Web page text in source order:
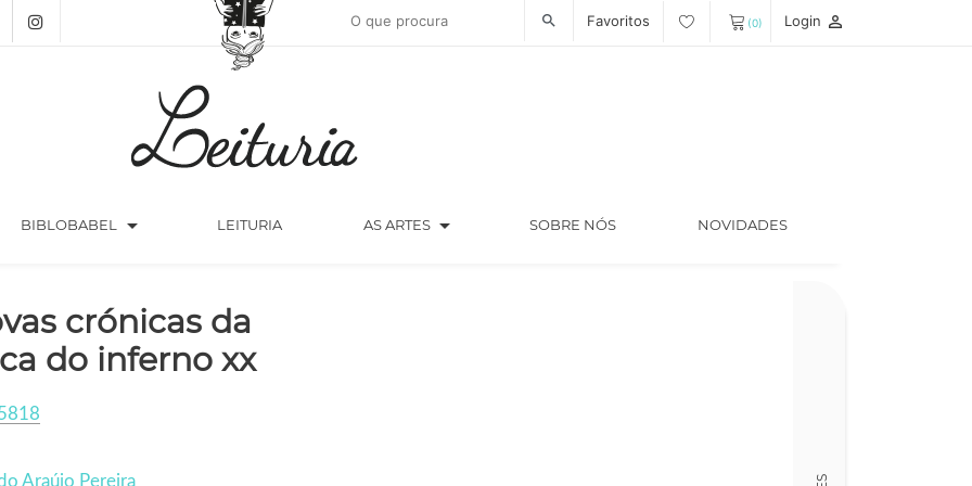
search Favoritos (0) Login person_outline
BIBLOBABEL arrow_drop_down LEITURIA AS ARTES arrow_drop_down SOBRE NÓS NOVIDADES
crónicas da
do inferno xx
Araújo Pereira